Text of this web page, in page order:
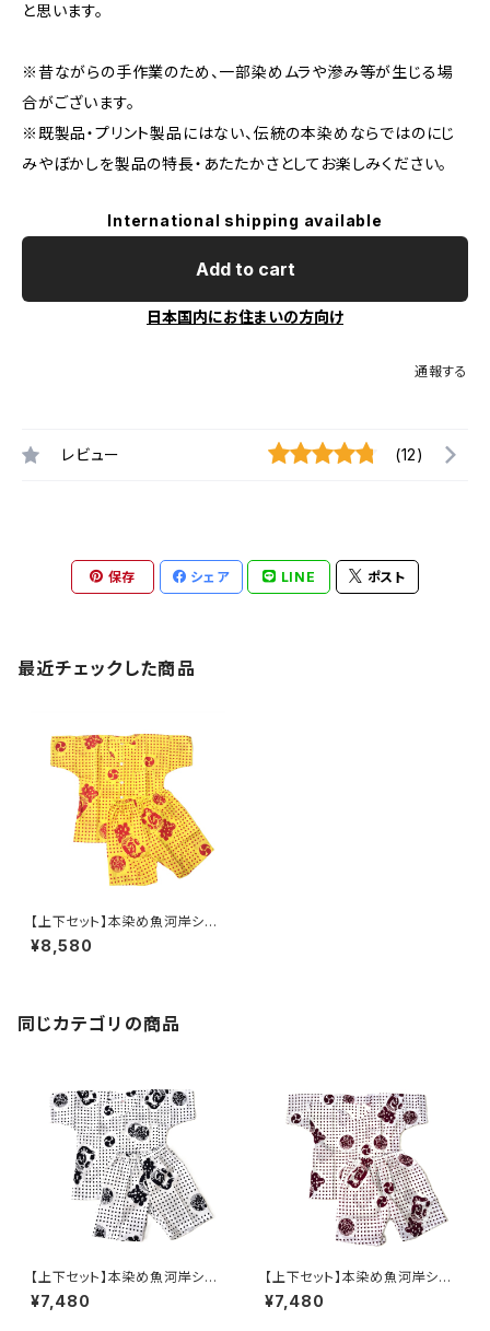
と思います。
※昔ながらの手作業のため、一部染めムラや滲み等が生じる場
合がございます。
※既製品・プリント製品にはない、伝統の本染めならではのにじ
みやぼかしを製品の特長・あたたかさとしてお楽しみください。
International shipping available
Add to cart
日本国内にお住まいの方向け
通報する
レビュー (12)
保存 シェア LINE ポスト
最近チェックした商品
【上下セット】本染め魚河岸シャ
ツ キッズ用120サイズ 認定
証付き 木綿晒 伝統豆絞り
ぬぐいシャツ 濱いちシャツ 焼
津 浜通り 港町
¥8,580
同じカテゴリの商品
【上下セット】本染め魚河岸シャ
ツ キッズ用90サイズ 認定証
付き 木綿晒 伝統豆絞り柄
¥7,480
【上下セット】本染め魚河岸シャ
ツ キッズ用90サイズ 認定証
付き 木綿晒 伝統豆絞り柄
¥7,480